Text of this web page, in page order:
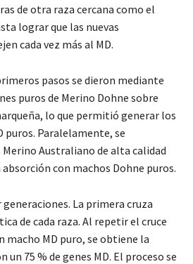
de otra raza cercana como el
lograr que las nuevas
cada vez más al MD.
pasos se dieron mediante
puros de Merino Dohne sobre
lo que permitió generar los
puros. Paralelamente, se
Australiano de alta calidad
con machos Dohne puros.
generaciones. La primera cruza
de cada raza. Al repetir el cruce
macho MD puro, se obtiene la
un 75 % de genes MD. El proceso se